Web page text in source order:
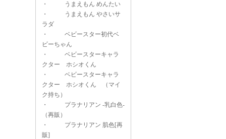
・
うまえもん めんたい
・
うまえもん やさいサ
ラダ
・
ベビースター初代ベ
ビーちゃん
・
ベビースターキャラ
クター ホシオくん
・
ベビースターキャラ
クター ホシオくん （マイ
ク持ち）
・
プラナリアン -乳白色-
（再販）
・
プラナリアン 肌色[再
販]